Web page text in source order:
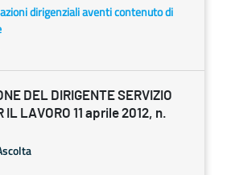
dirigenziali aventi contenuto di
DEL DIRIGENTE SERVIZIO
IL LAVORO 11 aprile 2012, n.